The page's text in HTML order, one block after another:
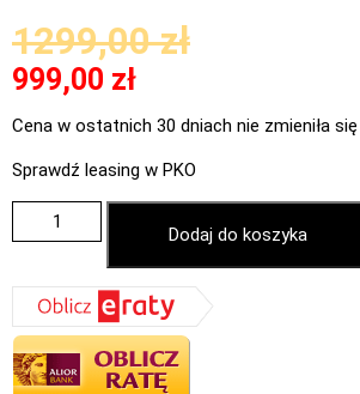
1299,00zł
999,00 zł
Cena w ostatnich 30 dniach nie zmieniła się
Sprawdź leasing w PKO
Dodaj do koszyka